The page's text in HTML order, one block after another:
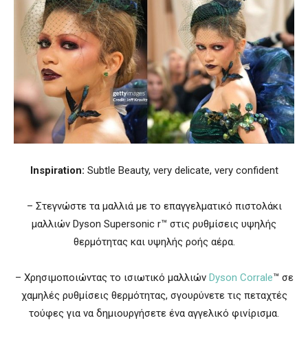
Inspiration: Subtle Beauty, very delicate, very confident
– Στεγνώστε τα μαλλιά με το επαγγελματικό πιστολάκι
μαλλιών Dyson Supersonic r™ στις ρυθμίσεις υψηλής
θερμότητας και υψηλής ροής αέρα.
– Χρησιμοποιώντας το ισιωτικό μαλλιών Dyson Corrale™ σε
χαμηλές ρυθμίσεις θερμότητας, σγουρύνετε τις πεταχτές
τούφες για να δημιουργήσετε ένα αγγελικό φινίρισμα.